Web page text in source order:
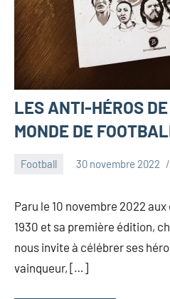
LES ANTI-HÉROS
MONDE DE
Football 30 novembre 2022
Paru le 10 novembre 2022
1930 et sa première édition,
nous invite à célébrer ses
vainqueur, […]